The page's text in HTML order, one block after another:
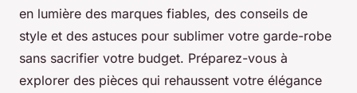
en lumière des marques fiables, des conseils de
style et des astuces pour sublimer votre garde-robe
sans sacrifier votre budget. Préparez-vous à
explorer des pièces qui rehaussent votre élégance